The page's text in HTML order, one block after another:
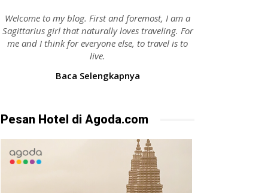
Welcome to my blog. First and foremost, I am a
Sagittarius girl that naturally loves traveling. For
me and I think for everyone else, to travel is to
live.
Baca Selengkapnya
Pesan Hotel di Agoda.com